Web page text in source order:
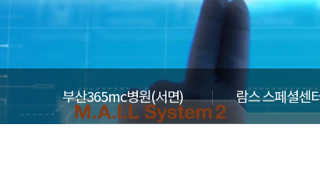
부산365mc병원(서면) 람스 스페셜센